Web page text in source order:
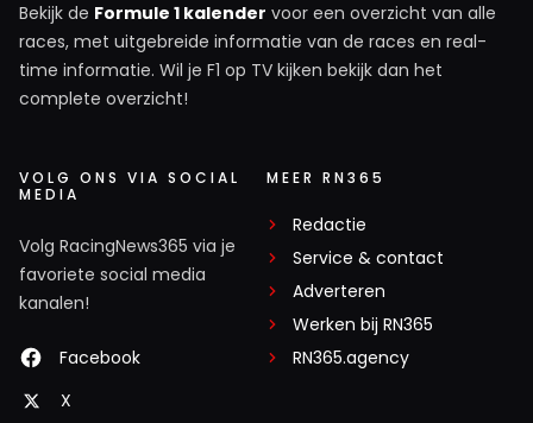
Bekijk de Formule 1 kalender voor een overzicht van alle
races, met uitgebreide informatie van de races en real-
time informatie. Wil je F1 op TV kijken bekijk dan het
complete overzicht!
VOLG ONS VIA SOCIAL
MEDIA
Volg RacingNews365 via je
favoriete social media
kanalen!
Facebook
X
MEER RN365
Redactie
Service & contact
Adverteren
Werken bij RN365
RN365.agency